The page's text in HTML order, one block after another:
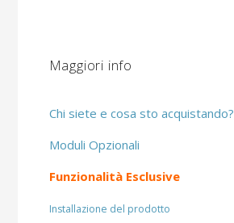
Maggiori info
Chi siete e cosa sto acquistando?
Moduli Opzionali
Funzionalità Esclusive
Installazione del prodotto